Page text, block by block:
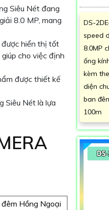
Siêu Nét đang
8.0 MP, mang
được hiển thị tốt
cho việc định
được thiết kế
Siêu Nét là lựa
Hồng Ngoại
DS-
speed
8.0MP
ống
kèm
diện
ban
100m